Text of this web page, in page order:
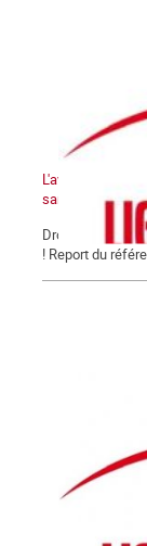
L'avenir de la
sans le peuple
Droit au peuple
! Report du